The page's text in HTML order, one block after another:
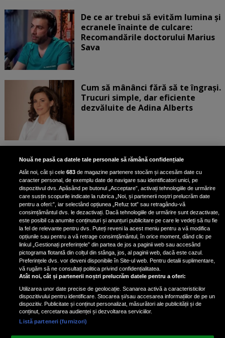
De ce ar trebui să evităm lumina și
ecranele înainte de culcare:
Recomandările doctorului Marius
Sava
Cum să mânânci fără să te îngrași.
Trucuri simple, dar eficiente
dezvăluite de Adina Alberts
Exercițiul fizic poate reduce
mortalitatea în cazul a șase tipuri
de cancer, potrivit unui nou raport
Condimentul cu proprietăți
antiinflamatorii care reduce
stresul și îmbunătățește circulația
Nouă ne pasă ca datele tale personale să rămână confidențiale
Atât noi, cât și cele683 de magazine partenere stocăm și accesăm date cu
caracter personal, de exemplu date de navigare sau identificatori unici, pe
dispozitivul dvs. Apăsând pe butonul „Acceptare”, activați tehnologiile de urmărire
care susțin scopurile indicate la rubrica „Noi, și partenerii noștri prelucrăm date
pentru a oferi:”, iar selectând opțiunea „Refuz tot” sau retragându-vă
consimțământul dvs. le dezactivați. Dacă tehnologiile de urmărire sunt dezactivate,
este posibil ca anumite conținuturi și anunțuri publicitare pe care le vedeți să nu fie
la fel de relevante pentru dvs. Puteți reveni la acest meniu pentru a vă modifica
opțiunile sau pentru a vă retrage consimțământul, în orice moment, dând clic pe
linkul „Gestionați preferințele” din partea de jos a paginii web sau accesând
pictograma flotantă din colțul din stânga, jos, al paginii web, dacă este cazul.
Preferințele dvs. vor deveni disponibile în Site-ul web. Pentru detalii suplimentare,
vă rugăm să ne consultați politica privind confidențialitatea.
Atât noi, cât și partenerii noștri prelucrăm datele pentru a oferi:
Utilizarea unor date precise de geolocație. Scanarea activă a caracteristicilor
dispozitivului pentru identificare. Stocarea și/sau accesarea informațiilor de pe un
dispozitiv. Publicitate și conținut personalizat, măsurători ale publicității și de
conținut, cercetarea audienței și dezvoltarea serviciilor.
Listă parteneri (furnizori)